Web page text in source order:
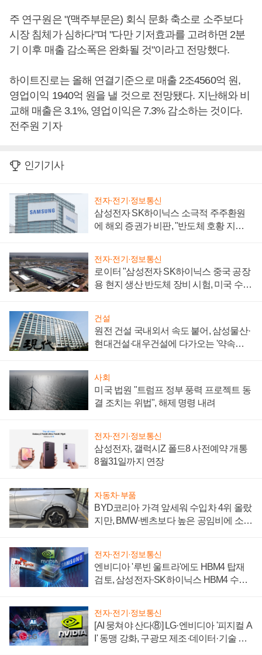
주 연구원은 "(맥주부문은) 회식 문화 축소로 소주보다
시장 침체가 심하다"며 "다만 기저효과를 고려하면 2분
기 이후 매출 감소폭은 완화될 것"이라고 전망했다.
하이트진로는 올해 연결기준으로 매출 2조4560억 원,
영업이익 1940억 원을 낼 것으로 전망됐다. 지난해와 비
교해 매출은 3.1%, 영업이익은 7.3% 감소하는 것이다.
전주원 기자
인기기사
전자·전기·정보통신
삼성전자 SK하이닉스 소극적 주주환원
에 해외 증권가 비판, "반도체 호황 지속
전자·전기·정보통신
로이터 "삼성전자 SK하이닉스 중국 공장
용 현지 생산 반도체 장비 시험, 미국 수출
건설
원전 건설 국내외서 속도 붙어, 삼성물산·
현대건설·대우건설에 다가오는 '약속의
사회
미국 법원 "트럼프 정부 풍력 프로젝트 동
결 조치는 위법", 해제 명령 내려
전자·전기·정보통신
삼성전자, 갤럭시Z 폴드8 사전예약 개통
8월31일까지 연장
자동차·부품
BYD코리아 가격 앞세워 수입차 4위 올랐
지만, BMW·벤츠보다 높은 공임비에 소비
전자·전기·정보통신
엔비디아 '루빈 울트라'에도 HBM4 탑재
검토, 삼성전자·SK하이닉스 HBM4 수율
전자·전기·정보통신
[AI 뭉쳐야 산다⑧] LG·엔비디아 '피지컬 A
I' 동맹 강화, 구광모 제조·데이터·기술 결